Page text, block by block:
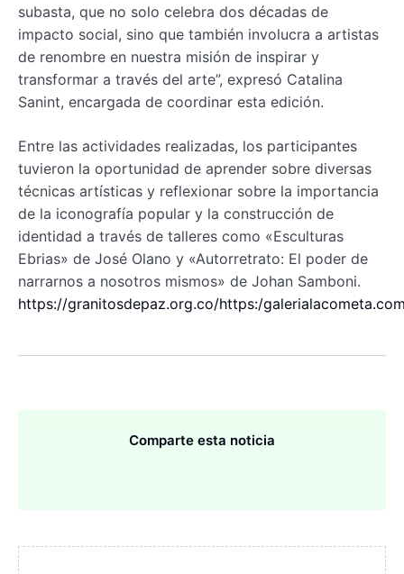
subasta, que no solo celebra dos décadas de
impacto social, sino que también involucra a artistas
de renombre en nuestra misión de inspirar y
transformar a través del arte”, expresó Catalina
Sanint, encargada de coordinar esta edición.
Entre las actividades realizadas, los participantes
tuvieron la oportunidad de aprender sobre diversas
técnicas artísticas y reflexionar sobre la importancia
de la iconografía popular y la construcción de
identidad a través de talleres como «Esculturas
Ebrias» de José Olano y «Autorretrato: El poder de
narrarnos a nosotros mismos» de Johan Samboni.
https://granitosdepaz.org.co/https:/
Comparte esta noticia